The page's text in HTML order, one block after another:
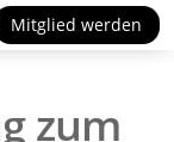
Mitglied werden
zum